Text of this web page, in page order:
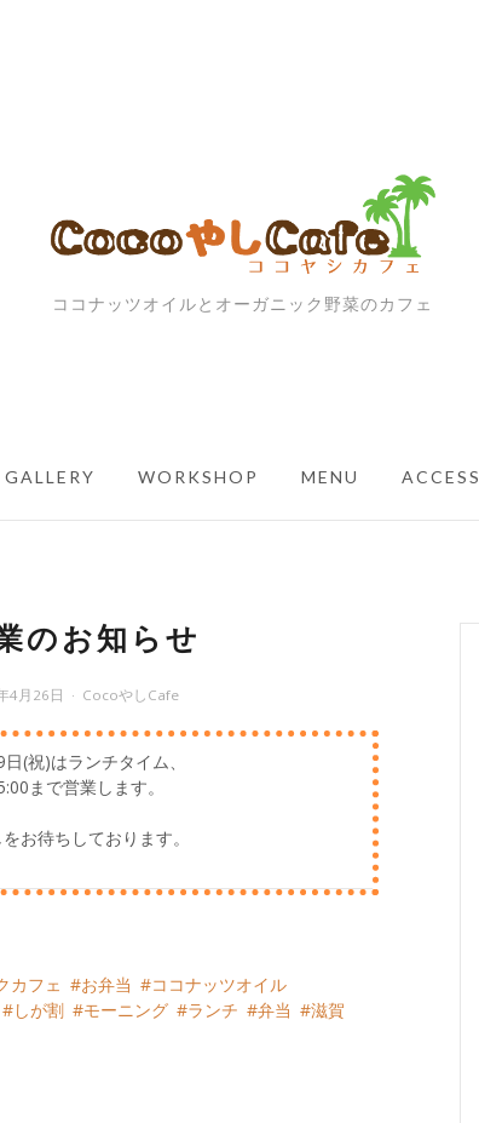
ココナッツオイルとオーガニック野菜のカフェ
WORKSHOP MENU ACCESS
のお知らせ
4月26日 CocoやしCafe
(祝)はランチタイム、
まで営業します。
お待ちしております。
カフェ お弁当
ココナッツオイル
しが割 モーニング ランチ 弁当
滋賀